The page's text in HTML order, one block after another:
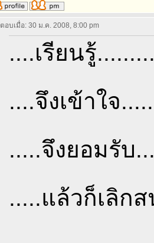
ตอบเมื่อ: 30 ม.ค. 2008, 8:00 pm
....เรียนรู้
....จึงเข้าใจ
.....จึงยอมรับ
.....แล้วก็เลิก